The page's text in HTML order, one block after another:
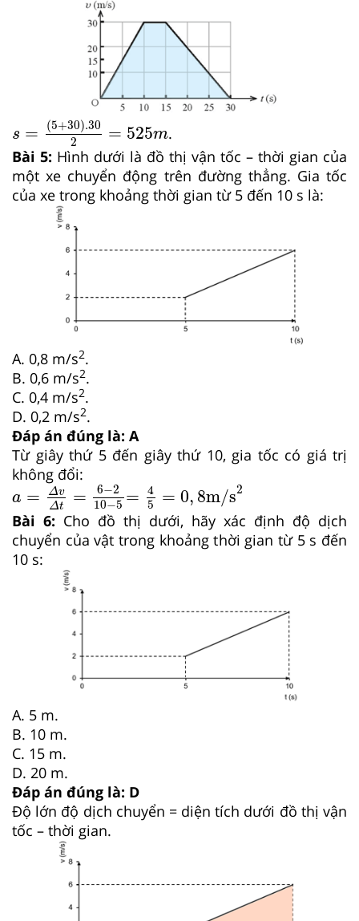
s = (5+30).30
2
= 525m
+30.302 525 m
.
Bài 5: Hình dưới là đồ thị vận tốc – thời gian của
một xe chuyển động trên đường thẳng. Gia tốc
của xe trong khoảng thời gian từ 5 đến 10 s là:
A. 0,8 m/s2.
B. 0,6 m/s2.
C. 0,4 m/s2.
D. 0,2 m/s2.
Đáp án đúng là: A
Từ giây thứ 5 đến giây thứ 10, gia tốc có giá trị
không đổi:
a = Δv
Δt = 6−2
10−5
a=ΔvΔt=6 −210 5
=
4
5
= 0, 8m/s2
5 8 m/s 2
Bài 6: Cho đồ thị dưới, hãy xác định độ dịch
chuyển của vật trong khoảng thời gian từ 5 s đến
10 s:
A. 5 m.
B. 10 m.
C. 15 m.
D. 20 m.
Đáp án đúng là: D
Độ lớn độ dịch chuyển = diện tích dưới đồ thị vận
tốc – thời gian.